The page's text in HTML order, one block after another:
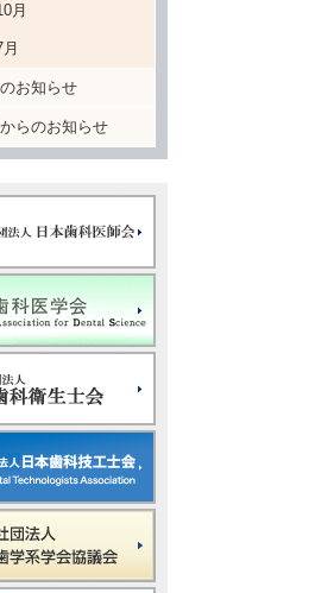
月
お知らせ
らのお知らせ